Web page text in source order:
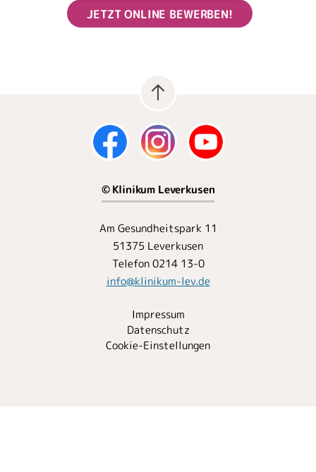
JETZT ONLINE BEWERBEN!
© Klinikum Leverkusen
Am Gesundheitspark 11
51375 Leverkusen
Telefon 0214 13-0
info@klinikum-lev.de
Impressum
Datenschutz
Cookie-Einstellungen